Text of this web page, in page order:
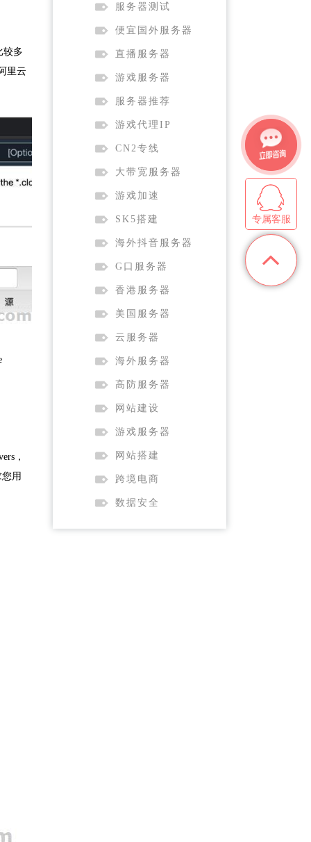
较多
里云
，
用
服务器测试
便宜国外服务器
直播服务器
游戏服务器
服务器推荐
游戏代理IP
CN2专线
大带宽服务器
游戏加速
SK5搭建
海外抖音服务器
G口服务器
香港服务器
美国服务器
云服务器
海外服务器
高防服务器
网站建设
游戏服务器
网站搭建
跨境电商
数据安全
专属客服